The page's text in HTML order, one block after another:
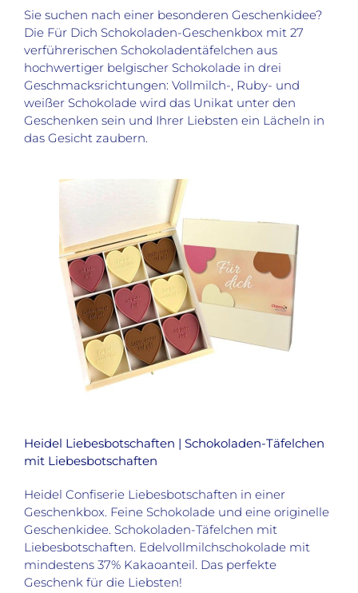
Sie suchen nach einer besonderen Geschenkidee?
Die Für Dich Schokoladen-Geschenkbox mit 27
verführerischen Schokoladentäfelchen aus
hochwertiger belgischer Schokolade in drei
Geschmacksrichtungen: Vollmilch-, Ruby- und
weißer Schokolade wird das Unikat unter den
Geschenken sein und Ihrer Liebsten ein Lächeln in
das Gesicht zaubern.
Heidel Liebesbotschaften | Schokoladen-Täfelchen
mit Liebesbotschaften
Heidel Confiserie Liebesbotschaften in einer
Geschenkbox. Feine Schokolade und eine originelle
Geschenkidee. Schokoladen-Täfelchen mit
Liebesbotschaften. Edelvollmilchschokolade mit
mindestens 37% Kakaoanteil. Das perfekte
Geschenk für die Liebsten!